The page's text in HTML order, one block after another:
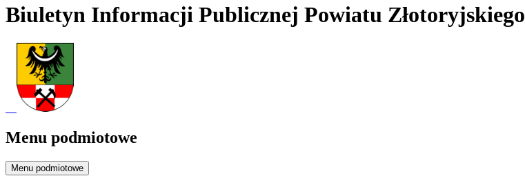
Biuletyn Informacji Publicznej Powiatu Złotoryjskiego
Menu podmiotowe
Menu podmiotowe